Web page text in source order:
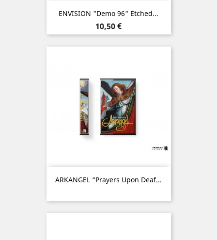
ENVISION "Demo 96" Etched...
Prix
10,50 €
ARKANGEL “Prayers Upon Deaf...